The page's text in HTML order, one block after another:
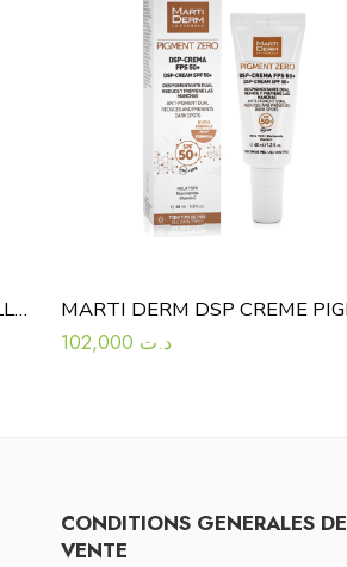
AVENE CLEANANCE EAU MICELLAIRE 400ML
د.ت
CONDITIONS GENERALES DE
VENTE